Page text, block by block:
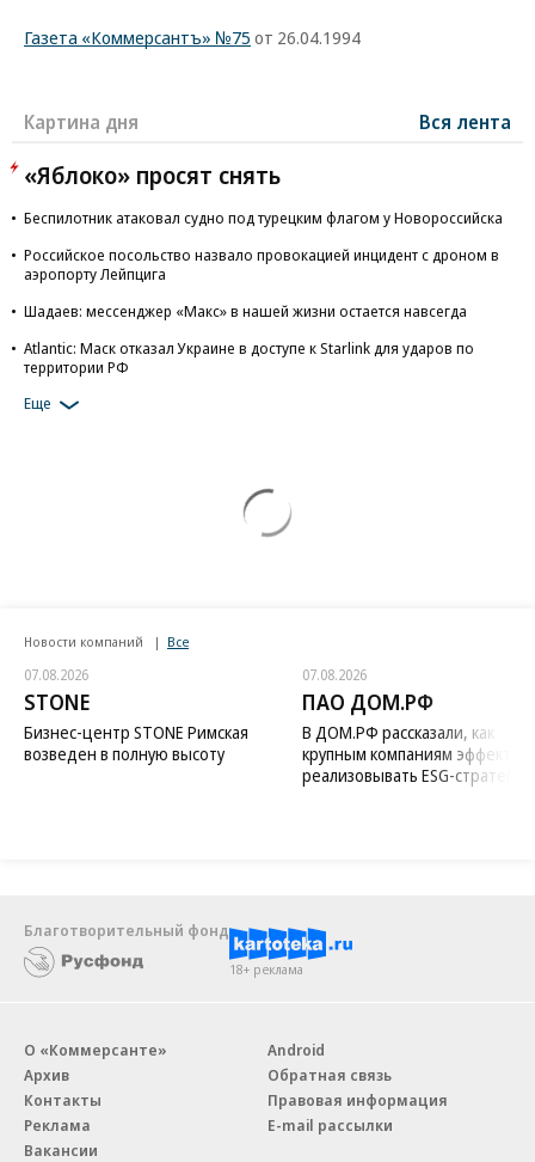
Газета «Коммерсантъ» №75 от 26.04.1994
Картина дня Вся лента
«Яблоко» просят снять
Беспилотник атаковал судно под турецким флагом у Новороссийска
Российское посольство назвало провокацией инцидент с дроном в
аэропорту Лейпцига
Шадаев: мессенджер «Макс» в нашей жизни остается навсегда
Atlantic: Маск отказал Украине в доступе к Starlink для ударов по
территории РФ
Еще
Новости компаний Все
07.08.2026
STONE
Бизнес-центр STONE Римская
возведен в полную высоту
07.08.2026
ПАО ДОМ.РФ
В ДОМ.РФ рассказали, как
крупным компаниям
реализовывать ESG-стратегию
Благотворительный фонд
18+ реклама
О «Коммерсанте»
Архив
Контакты
Реклама
Вакансии
Android
Обратная связь
Правовая информация
E-mail рассылки